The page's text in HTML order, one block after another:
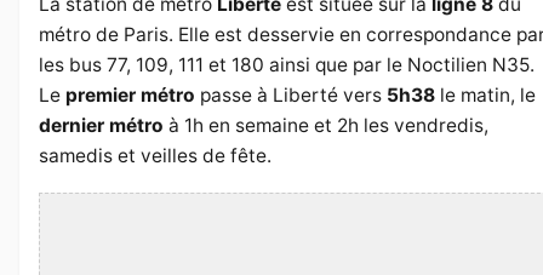
métro de Paris. Elle est desservie en correspondance
les bus 77, 109, 111 et 180 ainsi que par le Noctilien N35.
Le premier métro passe à Liberté vers 5h38 le matin, le
dernier métro à 1h en semaine et 2h les vendredis,
samedis et veilles de fête.